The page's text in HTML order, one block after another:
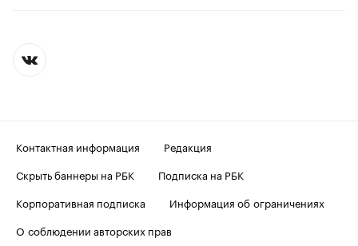
Контактная информация
Редакция
Скрыть баннеры на РБК
Подписка на РБК
Корпоративная подписка
Информация об ограничениях
О соблюдении авторских прав